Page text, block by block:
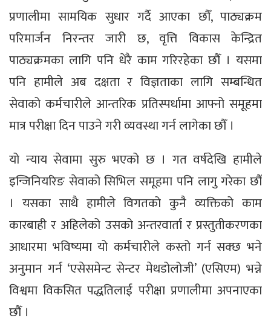
प्रणालीमा सामयिक सुधार गर्दै आएका छौँ, पाठ्यक्रम
परिमार्जन निरन्तर जारी छ, वृत्ति विकास केन्द्रित
पाठ्यक्रमका लागि पनि धेरै काम गरिरहेका छौँ । यसमा
पनि हामीले अब दक्षता र विज्ञताका लागि सम्बन्धित
सेवाको कर्मचारीले आन्तरिक प्रतिस्पर्धामा आफ्नो समूहमा
मात्र परीक्षा दिन पाउने गरी व्यवस्था गर्न लागेका छौँ ।
यो न्याय सेवामा सुरु भएको छ । गत वर्षदेखि हामीले
इन्जिनियरिङ सेवाको सिभिल समूहमा पनि लागु गरेका छौँ
। यसका साथै हामीले विगतको कुनै व्यक्तिको काम
कारबाही र अहिलेको उसको अन्तरवार्ता र प्रस्तुतीकरणका
आधारमा भविष्यमा यो कर्मचारीले कस्तो गर्न सक्छ भने
अनुमान गर्न ‘एसेसमेन्ट सेन्टर मेथडोलोजी’ (एसिएम) भन्ने
विश्वमा विकसित पद्धतिलाई परीक्षा प्रणालीमा अपनाएका
छौँ ।